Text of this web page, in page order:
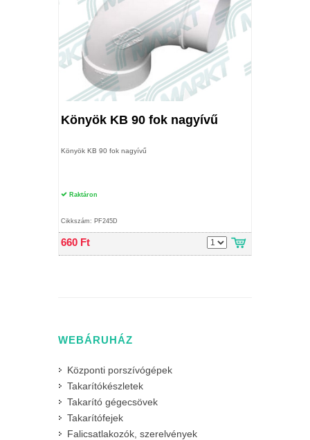
Könyök KB 90 fok nagyívű
Könyök KB 90 fok nagyívű
Raktáron
Cikkszám: PF245D
660 Ft
WEBÁRUHÁZ
Központi porszívógépek
Takarítókészletek
Takarító gégecsövek
Takarítófejek
Falicsatlakozók, szerelvények